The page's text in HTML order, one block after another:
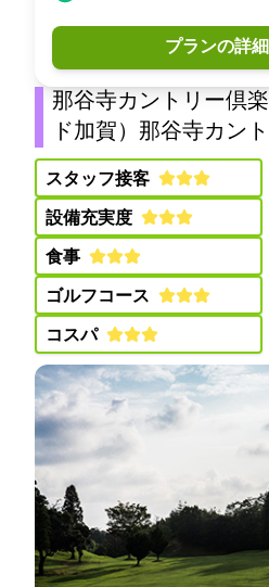
プランの詳
那谷寺カントリー倶
ド加賀）(那谷寺カン
スタッフ接客:
設備充実度:
食事:
ゴルフコース:
コスパ: